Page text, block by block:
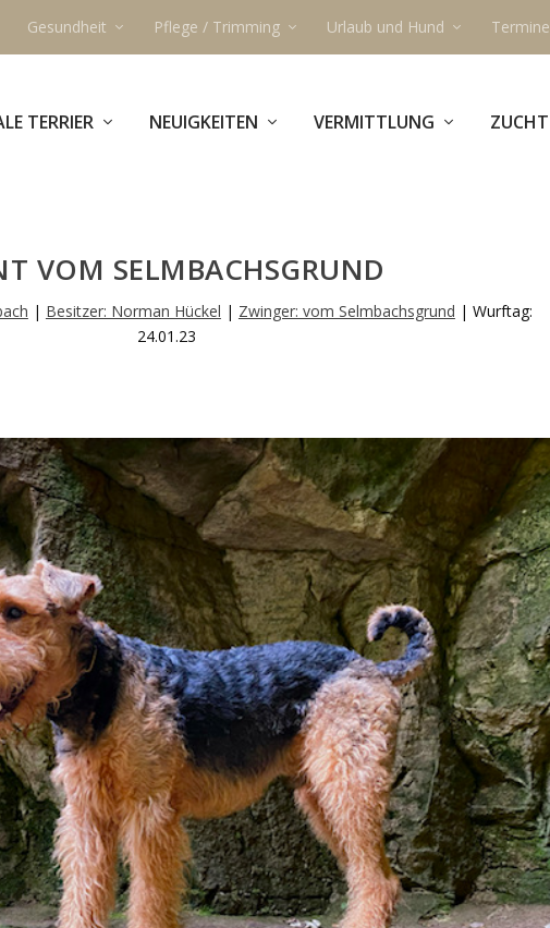
Gesundheit Pflege / Trimming Urlaub und Hund Termine
TERRIER NEUIGKEITEN VERMITTLUNG ZUCHT
VOM SELMBACHSGRUND
| Besitzer: Norman Hückel | Zwinger: vom Selmbachsgrund | Wurftag:
24.01.23